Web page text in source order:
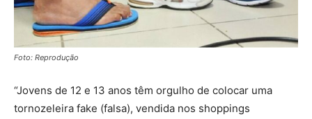
Foto: Reprodução
“Jovens de 12 e 13 anos têm orgulho de colocar uma
tornozeleira fake (falsa), vendida nos shoppings